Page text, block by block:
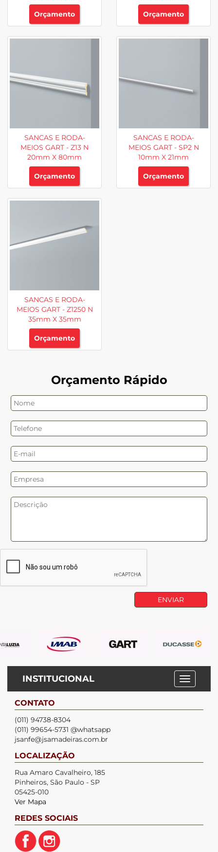
Orçamento Orçamento
SANCAS E RODA-
MEIOS GART - Z13 N
20mm X 80mm
Orçamento
SANCAS E RODA-
MEIOS GART - SP2 N
10mm X 21mm
Orçamento
SANCAS E RODA-
MEIOS GART - Z1250 N
35mm X 35mm
Orçamento
Orçamento Rápido
INSTITUCIONAL
CONTATO
(011) 94738-8304
(011) 99654-5731 @whatsapp
jsanfe@jsamadeiras.com.br
LOCALIZAÇÃO
Rua Amaro Cavalheiro, 185
Pinheiros, São Paulo - SP
05425-010
Ver Mapa
REDES SOCIAIS